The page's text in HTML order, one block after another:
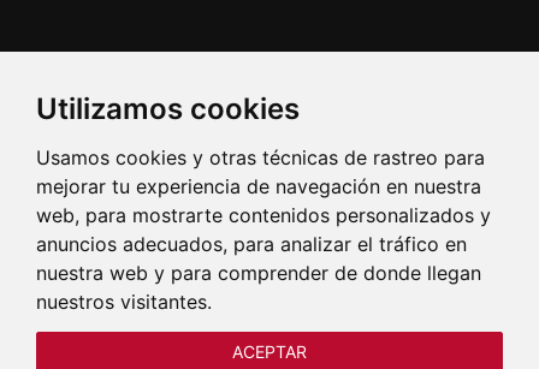
Utilizamos cookies
Usamos cookies y otras técnicas de rastreo para
mejorar tu experiencia de navegación en nuestra
web, para mostrarte contenidos personalizados y
anuncios adecuados, para analizar el tráfico en
nuestra web y para comprender de donde llegan
nuestros visitantes.
ACEPTAR